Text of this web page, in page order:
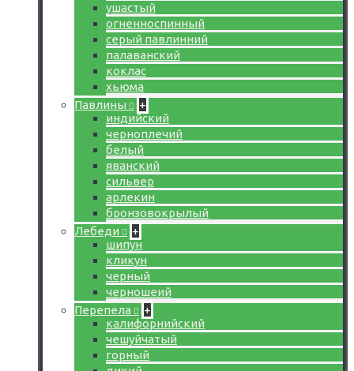
ушастый
огненноспинный
серый павлинний
палаванский
коклас
хьюма
Павлины
+
индийский
черноплечий
белый
яванский
сильвер
арлекин
бронзовокрылый
Лебеди
+
шипун
кликун
черный
черношеий
Перепела
+
калифорнийский
чешуйчатый
горный